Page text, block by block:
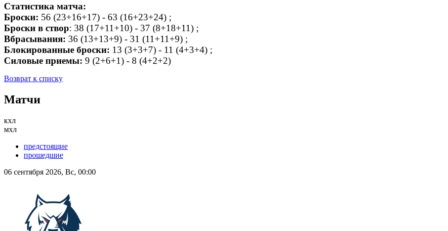
Статистика матча:
Броски: 56 (23+16+17) - 63 (16+23+24) ;
Броски в створ: 38 (17+11+10) - 37 (8+18+11) ;
Вбрасывания: 36 (13+13+9) - 31 (11+11+9) ;
Блокированные броски: 13 (3+3+7) - 11 (4+3+4) ;
Силовые приемы: 9 (2+6+1) - 8 (4+2+2)
Возврат к списку
Матчи
кхл
мхл
предстоящие
прошедшие
06 сентября 2026, Вс, 00:00